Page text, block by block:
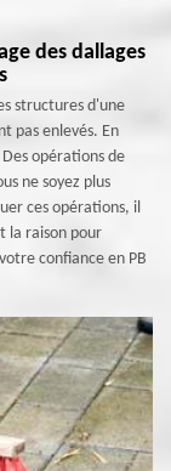
des dallages
structures d'une
pas enlevés. En
opérations de
ne soyez plus
ces opérations, il
la raison pour
confiance en PB